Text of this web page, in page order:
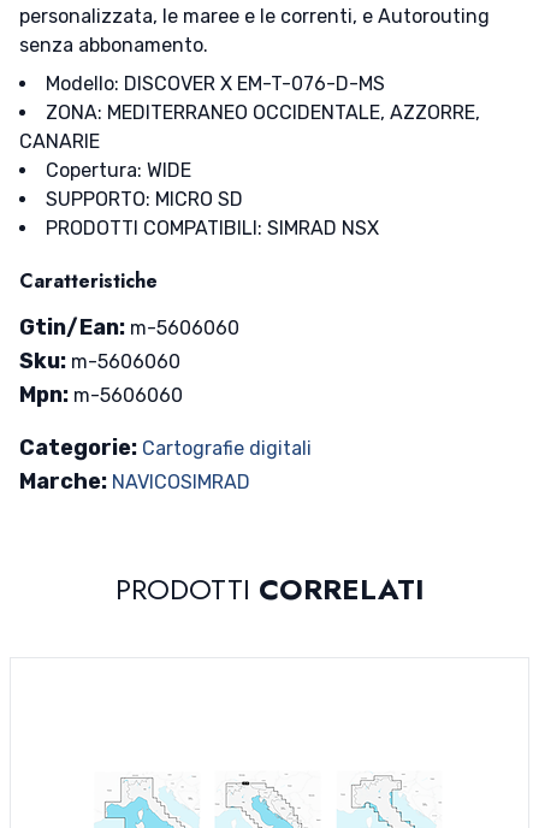
personalizzata, le maree e le correnti, e Autorouting
senza abbonamento.
Modello: DISCOVER X EM-T-076-D-MS
ZONA: MEDITERRANEO OCCIDENTALE, AZZORRE,
CANARIE
Copertura: WIDE
SUPPORTO: MICRO SD
PRODOTTI COMPATIBILI: SIMRAD NSX
Caratteristiche
Gtin/Ean: m-5606060
Sku: m-5606060
Mpn: m-5606060
Categorie: Cartografie digitali
Marche: NAVICOSIMRAD
PRODOTTI CORRELATI